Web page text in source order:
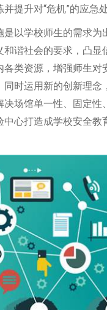
提升对“危机”的应急
是以学校师生的需求
和谐社会的要求，凸
各类资源，增强师生
同时运用新的创新理
决场馆单一性、固定
心打造成学校安全教